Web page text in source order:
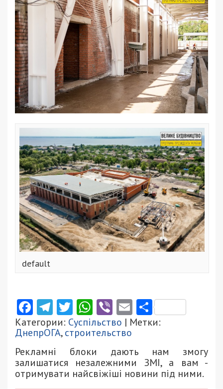
default
Facebook
Telegram
Twitter
WhatsApp
ViberEmail
Категории: Суспільство | Метки:
ДнепрОГА,строительство
Рекламні блоки дають нам змогу
залишатися незалежними ЗМІ, а вам -
отримувати найсвіжіші новини під ними.